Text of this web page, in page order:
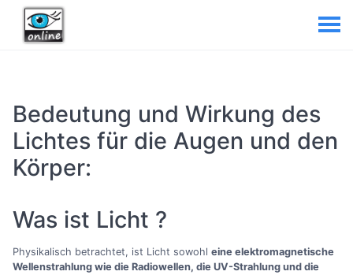
Bedeutung und Wirkung des
Lichtes für die Augen und den
Körper:
Was ist Licht ?
Physikalisch betrachtet, ist Licht sowohl eine elektromagnetische
Wellenstrahlung wie die Radiowellen, die UV-Strahlung und die